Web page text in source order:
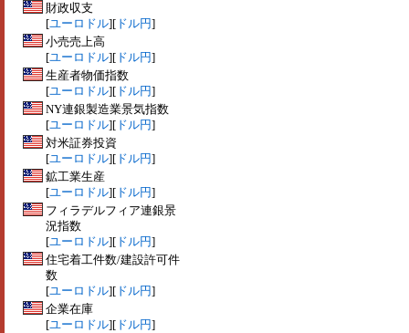
財政収支
[ユーロドル][ ドル円]
小売売上高
[ユーロドル][ ドル円]
生産者物価指数
[ユーロドル][ ドル円]
NY連銀製造業景気指数
[ユーロドル][ ドル円]
対米証券投資
[ユーロドル][ ドル円]
鉱工業生産
[ユーロドル][ ドル円]
フィラデルフィア連銀景
況指数
[ユーロドル][ ドル円]
住宅着工件数/建設許可件
数
[ユーロドル][ ドル円]
企業在庫
[ユーロドル][ ドル円]